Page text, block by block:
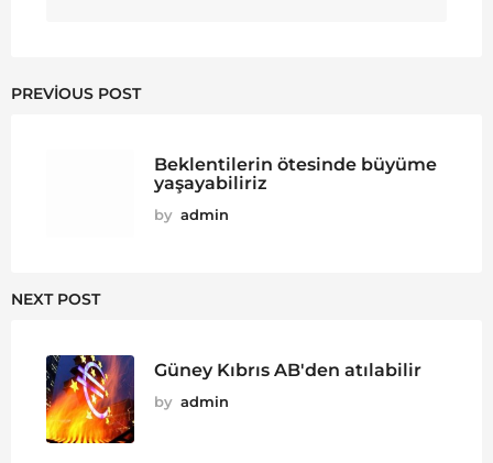
PREVIOUS POST
Beklentilerin ötesinde büyüme
yaşayabiliriz
by admin
NEXT POST
Güney Kıbrıs AB'den atılabilir
by admin